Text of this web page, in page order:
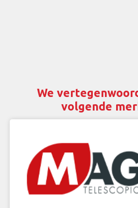
We
volgende